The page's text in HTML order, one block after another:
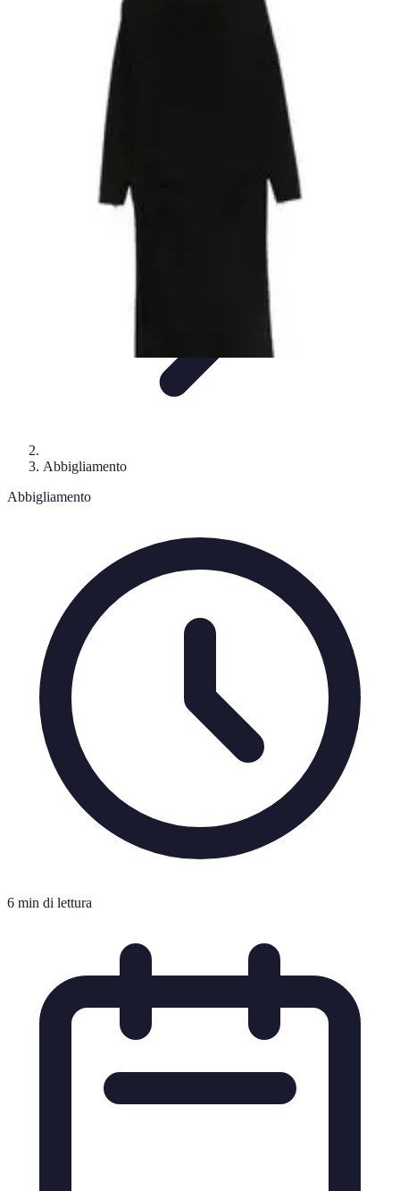
Consigli di Stile Guida al guardaroba
Stil Eleganza
Abbigliamento
Abbigliamento
6 min di lettura